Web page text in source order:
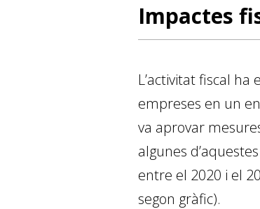
Impactes
L’activitat fiscal
empreses en un
va aprovar
algunes
entre el 2020 i el
segon gràfic).